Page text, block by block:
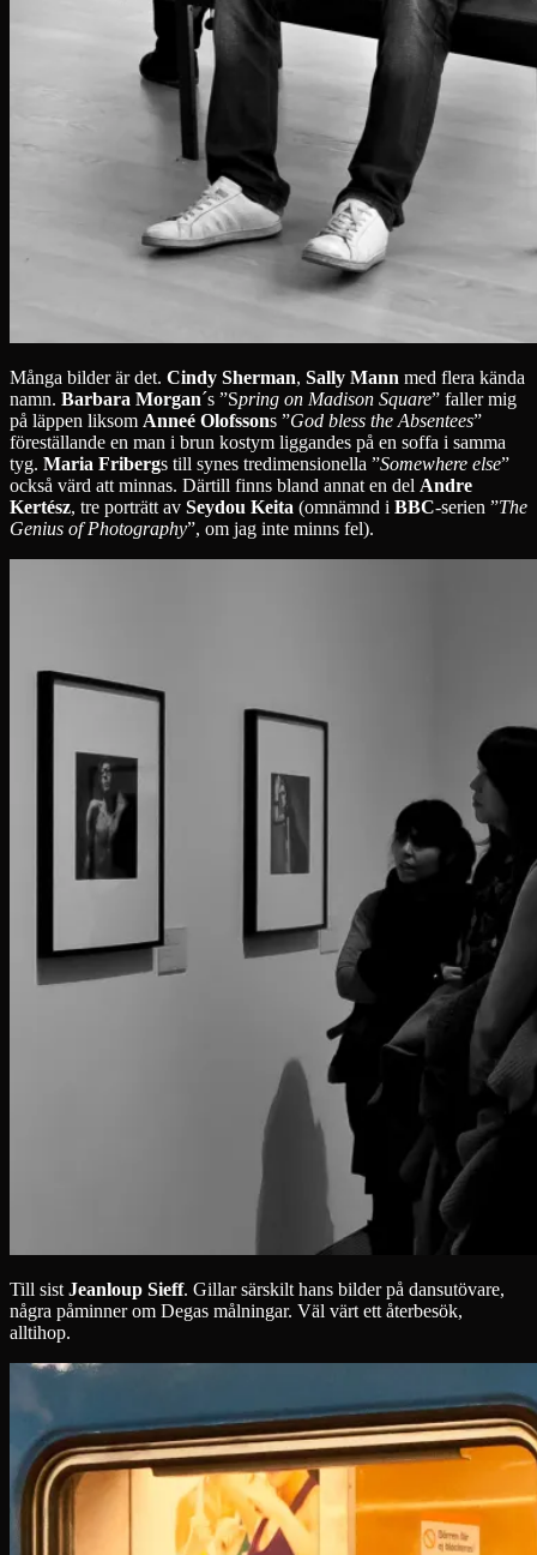
Många bilder är det. Cindy Sherman, Sally Mann med flera kända
namn. Barbara Morgan´s ”Spring on Madison Square” faller mig
på läppen liksom Anneé Olofssons ”God bless the Absentees”
föreställande en man i brun kostym liggandes på en soffa i samma
tyg. Maria Fribergs till synes tredimensionella ”Somewhere else”
också värd att minnas. Därtill finns bland annat en del Andre
Kertész, tre porträtt av Seydou Keita (omnämnd i BBC-serien ”The
Genius of Photography”, om jag inte minns fel).
Till sist Jeanloup Sieff. Gillar särskilt hans bilder på dansutövare,
några påminner om Degas målningar. Väl värt ett återbesök,
alltihop.